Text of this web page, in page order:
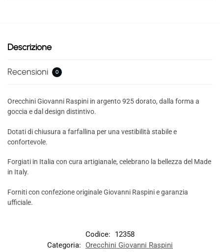
Descrizione
Recensioni 0
Orecchini Giovanni Raspini in argento 925 dorato, dalla forma a
goccia e dal design distintivo.
Dotati di chiusura a farfallina per una vestibilità stabile e
confortevole.
Forgiati in Italia con cura artigianale, celebrano la bellezza del Made
in Italy.
Forniti con confezione originale Giovanni Raspini e garanzia
ufficiale.
Codice:
12358
Categoria:
Orecchini Giovanni Raspini